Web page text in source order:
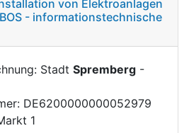
von Elektroanlagen
- informationstechnische
Stadt Spremberg -
DE6200000000052979
1